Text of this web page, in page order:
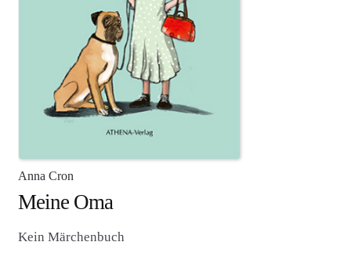
Agenturleistungen
Newsletter
A
c
Anna Cron
Meine Oma
Kein Märchenbuch